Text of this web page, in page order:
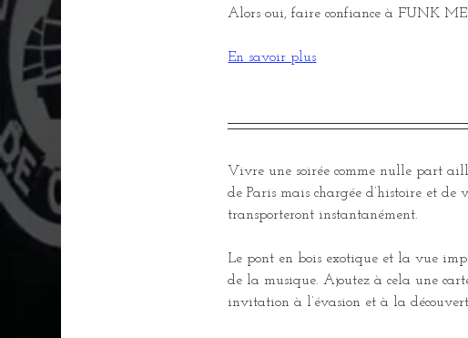
Alors oui, faire confiance à FUNK ME
En savoir plus
Vivre une soirée comme nulle part
de Paris mais chargée d’histoire et
transporteront instantanément.
Le pont en bois exotique et la vue
de la musique. Ajoutez à cela une
invitation à l’évasion et à la